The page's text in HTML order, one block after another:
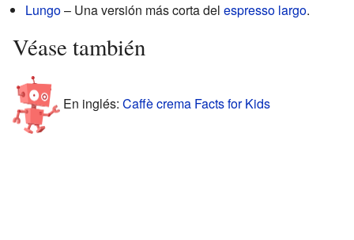
Lungo– Una versión más corta del espresso largo.
Véase también
En inglés: Caffè crema Facts for Kids